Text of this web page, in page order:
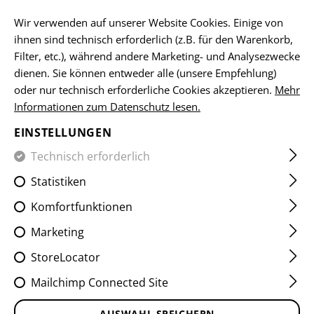
HOME EQUIPMENT ABZEICHEN VITAL-PATCHES
0 NEG IR PATCH
Wir verwenden auf unserer Website Cookies. Einige von
ihnen sind technisch erforderlich (z.B. für den Warenkorb,
Filter, etc.), während andere Marketing- und Analysezwecke
dienen. Sie können entweder alle (unsere Empfehlung)
oder nur technisch erforderliche Cookies akzeptieren. Mehr
Informationen zum Datenschutz lesen.
EINSTELLUNGEN
Technisch erforderlich
Statistiken
Komfortfunktionen
Marketing
StoreLocator
Mailchimp Connected Site